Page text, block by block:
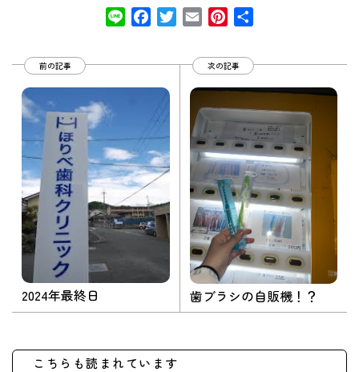
Line FacebookTwitter
Email Pinterest
前の記事
2024年最終日
次の記事
歯ブラシの自販機！？
こちらも読まれています